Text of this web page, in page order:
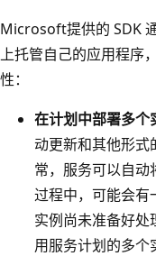
Microsoft提供的 SDK
上托管自己的应用程序
性：
在计划中部署多个
动更新和其他形式
常，服务可以自
过程中，可能会有
实例尚未准备好处
用服务计划的多个